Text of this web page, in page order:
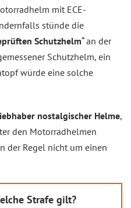
mit ECE-
stünde die
Schutzhelm“ an der
Schutzhelm, ein
würde eine solche
nostalgischer Helme,
den Motorradhelmen
der Regel nicht um einen
Strafe gilt?